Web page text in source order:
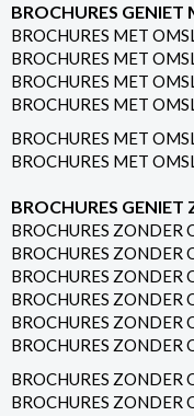
BROCHURES
BROCHURES MET
BROCHURES MET
BROCHURES MET
BROCHURES MET
BROCHURES MET
BROCHURES MET
BROCHURES
BROCHURES ZONDER
BROCHURES ZONDER
BROCHURES ZONDER
BROCHURES
BROCHURES
BROCHURES
BROCHURES ZONDER
BROCHURES ZONDER